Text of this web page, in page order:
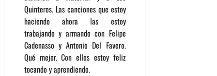
Quinteros. Las canciones que estoy
haciendo ahora las estoy
trabajando y armando con Felipe
Cadenasso y Antonio Del Favero.
Qué mejor. Con ellos estoy feliz
tocando y aprendiendo.